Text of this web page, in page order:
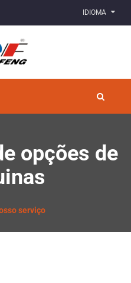
IDIOMA
opções de
serviço